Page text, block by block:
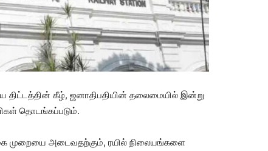
திட்டத்தின் கீழ், ஜனாதிபதியின் தலைமையில் இன்று
தொடங்கப்படும்.
முறையை அடைவதற்கும், ரயில் நிலையங்களை